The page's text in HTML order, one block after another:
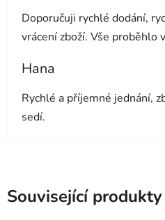
Doporučuji rychlé dodání,
vrácení zboží. Vše proběhlo
Hana
Rychlé a příjemné jednání,
sedí.
Související produkty